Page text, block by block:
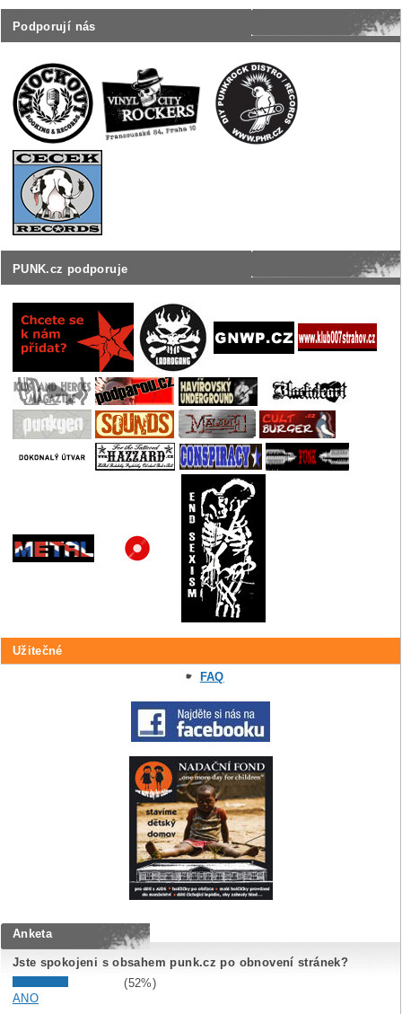
Podporují nás
PUNK.cz podporuje
Užitečné
FAQ
Anketa
Jste spokojeni s obsahem punk.cz po obnovení stránek?
(52%)
ANO